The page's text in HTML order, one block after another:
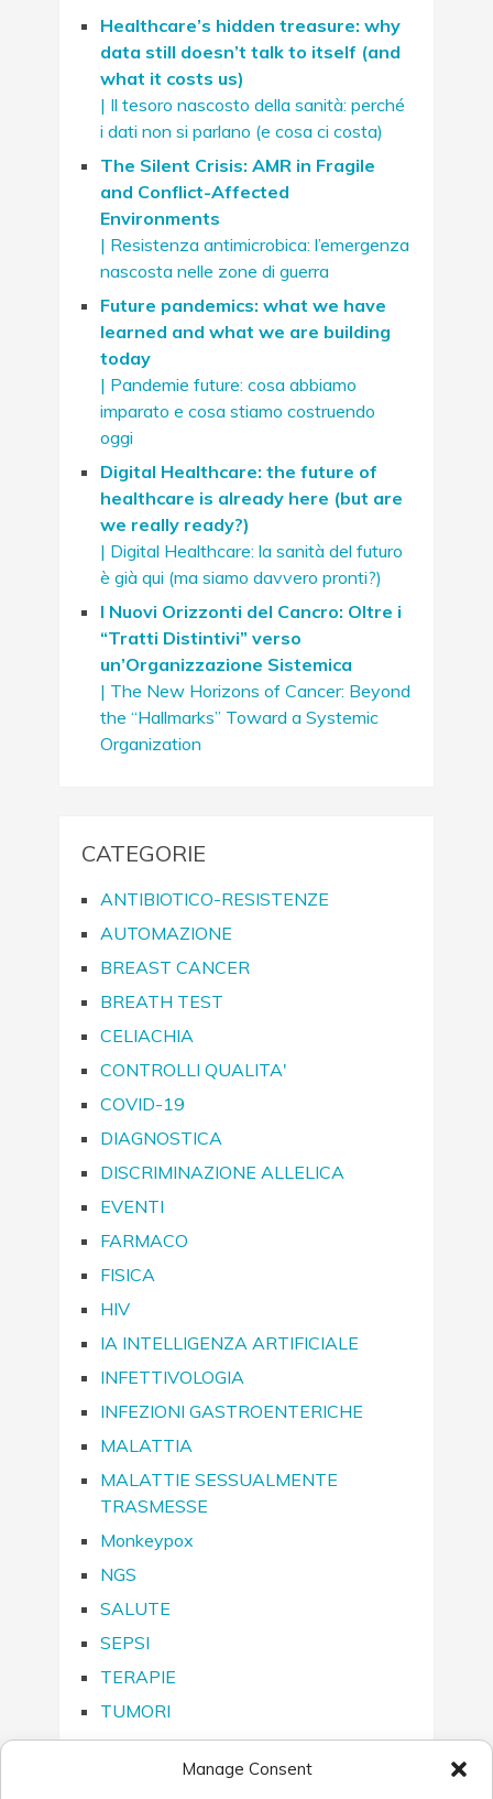
Manage Consent
Healthcare’s hidden treasure: why
data still doesn’t talk to itself (and
what it costs us)
| Il tesoro nascosto della sanità: perché
i dati non si parlano (e cosa ci costa)
The Silent Crisis: AMR in Fragile
and Conflict-Affected
Environments
| Resistenza antimicrobica: l’emergenza
nascosta nelle zone di guerra
Future pandemics: what we have
learned and what we are building
today
| Pandemie future: cosa abbiamo
imparato e cosa stiamo costruendo
oggi
Digital Healthcare: the future of
healthcare is already here (but are
we really ready?)
| Digital Healthcare: la sanità del futuro
è già qui (ma siamo davvero pronti?)
I Nuovi Orizzonti del Cancro: Oltre i
“Tratti Distintivi” verso
un’Organizzazione Sistemica
| The New Horizons of Cancer: Beyond
the “Hallmarks” Toward a Systemic
Organization
CATEGORIE
ANTIBIOTICO-RESISTENZE
AUTOMAZIONE
BREAST CANCER
BREATH TEST
CELIACHIA
CONTROLLI QUALITA'
COVID-19
DIAGNOSTICA
DISCRIMINAZIONE ALLELICA
EVENTI
FARMACO
FISICA
HIV
IA INTELLIGENZA ARTIFICIALE
INFETTIVOLOGIA
INFEZIONI GASTROENTERICHE
MALATTIA
MALATTIE SESSUALMENTE
TRASMESSE
Monkeypox
NGS
SALUTE
SEPSI
TERAPIE
TUMORI